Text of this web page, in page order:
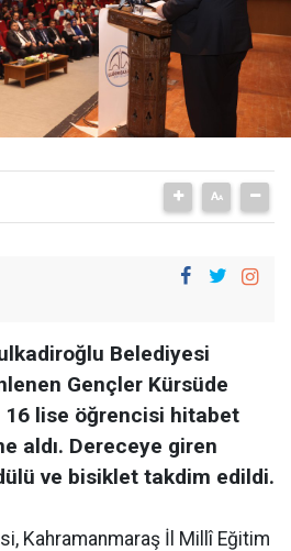
Belediyesi
Gençler Kürsüde
16 lise öğrencisi hitabet
aldı. Dereceye giren
ve bisiklet takdim edildi.
Kahramanmaraş İl Millî Eğitim